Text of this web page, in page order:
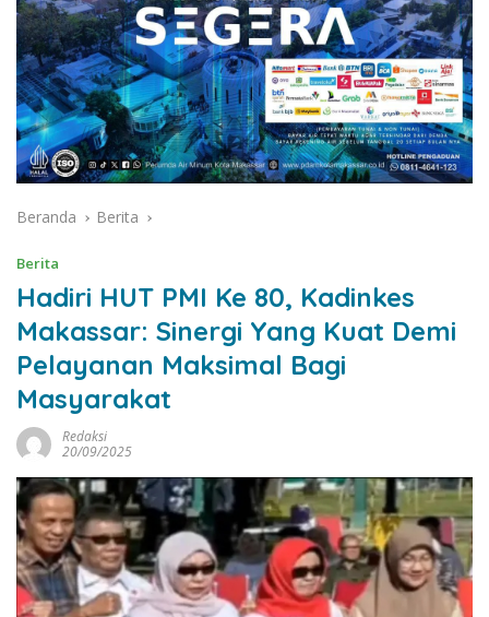
Beranda Berita
Berita
Hadiri HUT PMI Ke 80, Kadinkes
Makassar: Sinergi Yang Kuat Demi
Pelayanan Maksimal Bagi
Masyarakat
Redaksi
20/09/2025